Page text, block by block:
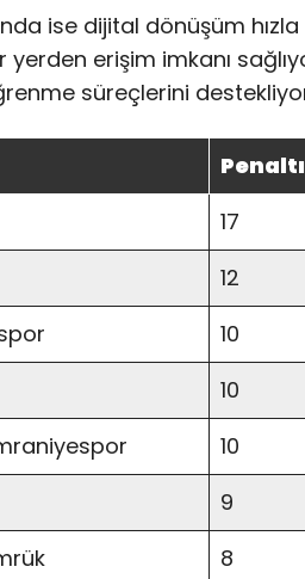
ise dijital dönüşüm
erişim imkanı
süreçlerini
Penaltı
17
12
10
10
10
9
8